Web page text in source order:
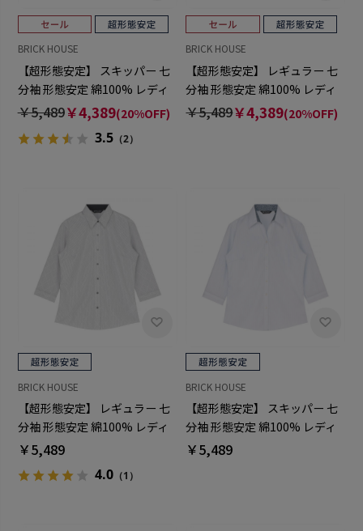
BRICK HOUSE
【超形態安定】 スキッパー 七
分袖 形態安定 綿100% レディ
ースシャツ
￥5,489￥4,389(20%OFF)
3.5（2）
BRICK HOUSE
【超形態安定】 レギュラー 七
分袖 形態安定 綿100% レディ
ースシャツ
￥5,489￥4,389(20%OFF)
BRICK HOUSE
【超形態安定】 レギュラー 七
分袖 形態安定 綿100% レディ
ースシャツ
￥5,489
4.0（1）
BRICK HOUSE
【超形態安定】 スキッパー 七
分袖 形態安定 綿100% レディ
ースシャツ
￥5,489